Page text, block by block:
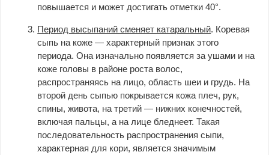
повышается и может достигать отметки 40°.
Период высыпаний сменяет катаральный. Коревая
сыпь на коже — характерный признак этого
периода. Она изначально появляется за ушами и на
коже головы в районе роста волос,
распространяясь на лицо, область шеи и грудь. На
второй день сыпью покрывается кожа плеч, рук,
спины, живота, на третий — нижних конечностей,
включая пальцы, а на лице бледнеет. Такая
последовательность распространения сыпи,
характерная для кори, является значимым